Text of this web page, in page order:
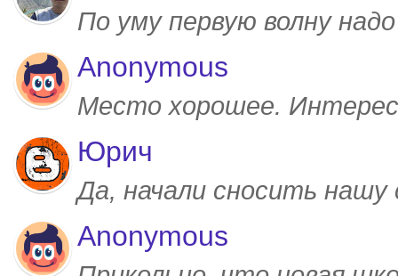
По уму первую волну
Anonymous
Место хорошее.
Юрич
Да, начали сносить
Anonymous